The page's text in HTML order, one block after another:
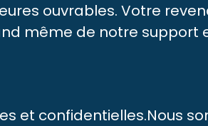
ouvrables. Votre
même de notre support
et confidentielles.Nous